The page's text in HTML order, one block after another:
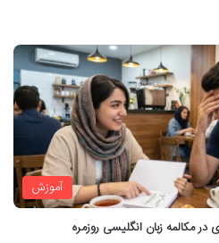
آموزش
در مکالمه زبان انگلیسی روزمره